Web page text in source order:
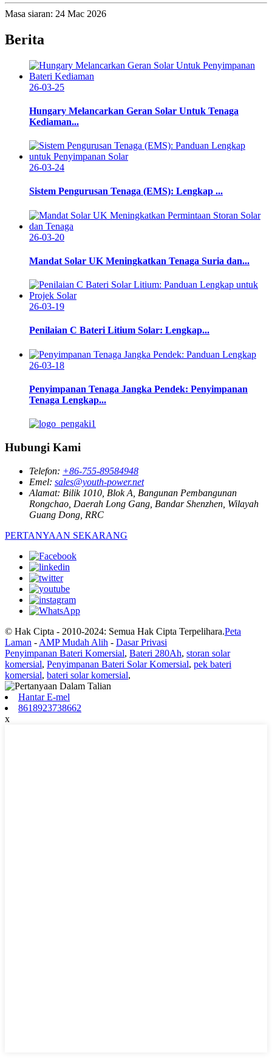
Masa siaran: 24 Mac 2026
Berita
26-03-25
Hungary Melancarkan Geran Solar Untuk Tenaga
Kediaman...
26-03-24
Sistem Pengurusan Tenaga (EMS): Lengkap ...
26-03-20
Mandat Solar UK Meningkatkan Tenaga Suria dan...
26-03-19
Penilaian C Bateri Litium Solar: Lengkap...
26-03-18
Penyimpanan Tenaga Jangka Pendek: Penyimpanan
Tenaga Lengkap...
Hubungi Kami
Telefon: +86-755-89584948
Emel: sales@youth-power.net
Alamat: Bilik 1010, Blok A, Bangunan Pembangunan
Rongchao, Daerah Long Gang, Bandar Shenzhen, Wilayah
Guang Dong, RRC
PERTANYAAN SEKARANG
© Hak Cipta - 2010-2024: Semua Hak Cipta Terpelihara.Peta
Laman - AMP Mudah Alih - Dasar Privasi
Penyimpanan Bateri Komersial, Bateri 280Ah, storan solar
komersial, Penyimpanan Bateri Solar Komersial, pek bateri
komersial, bateri solar komersial,
Hantar E-mel
8618923738662
x